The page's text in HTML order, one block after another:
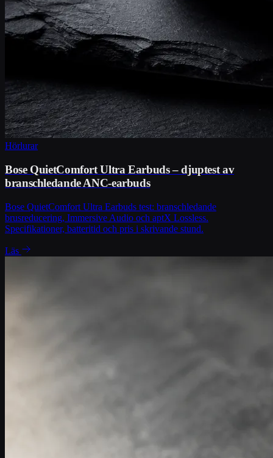
Hörlurar
Bose QuietComfort Ultra Earbuds – djuptest av
branschledande ANC-earbuds
Bose QuietComfort Ultra Earbuds test: branschledande
brusreducering, Immersive Audio och aptX Lossless.
Specifikationer, batteritid och pris i skrivande stund.
Läs